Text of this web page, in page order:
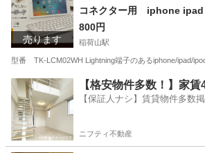
売ります
800円
稲荷山駅
型番 TK-LCM02WH Lightning端子のあるiphone/ipad/
長野 千曲市 稲荷山駅 周辺機器
【格安物件多数！】家
【保証人ナシ】賃貸物件多数掲
ニフティ不動産